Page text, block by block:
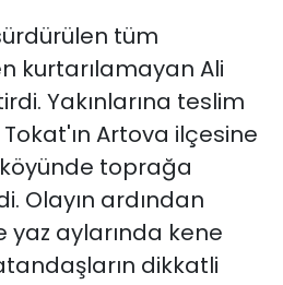
tüm
kurtarılamayan Ali
Yakınlarına teslim
Artova ilçesine
toprağa
Olayın ardından
yaz aylarında kene
dikkatli